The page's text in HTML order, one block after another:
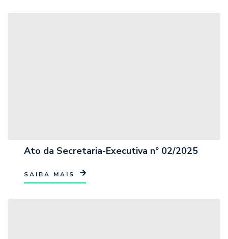
Ato da Secretaria-Executiva nº 02/2025
SAIBA MAIS